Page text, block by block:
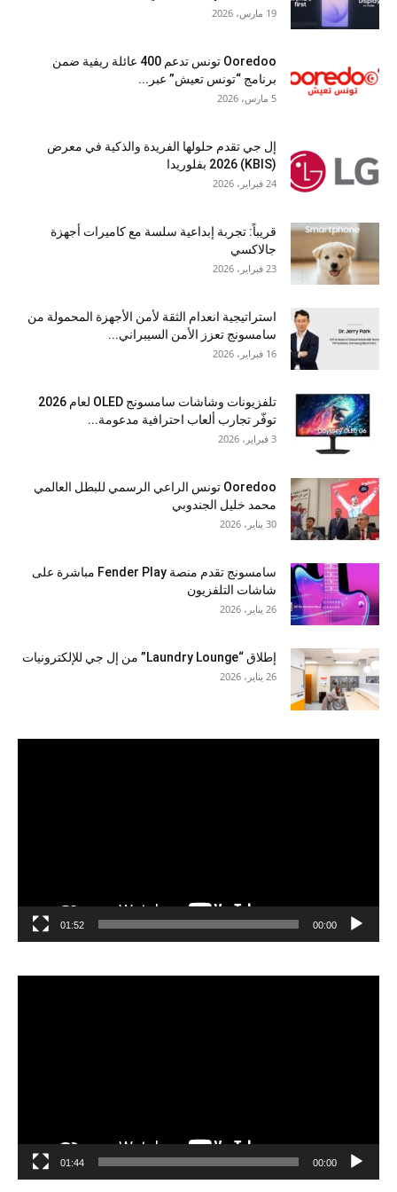
19 مارس، 2026
Ooredoo تونس تدعم 400 عائلة ريفية ضمن
برنامج “تونس تعيش” عبر...
5 مارس، 2026
إل جي تقدم حلولها الفريدة والذكية في معرض
(KBIS) 2026 بفلوريدا
24 فبراير، 2026
قريباً: تجربة إبداعية سلسة مع كاميرات أجهزة
جالاكسي
23 فبراير، 2026
استراتيجية انعدام الثقة لأمن الأجهزة المحمولة من
سامسونج تعزز الأمن السيبراني...
16 فبراير، 2026
تلفزيونات وشاشات سامسونج OLED لعام 2026
توفّر تجارب ألعاب احترافية مدعومة...
3 فبراير، 2026
Ooredoo تونس الراعي الرسمي للبطل العالمي
محمد خليل الجندوبي
30 يناير، 2026
سامسونج تقدم منصة Fender Play مباشرة على
شاشات التلفزيون
26 يناير، 2026
إطلاق “Laundry Lounge” من إل جي للإلكترونيات
26 يناير، 2026
00:00
01:52
00:00
01:44